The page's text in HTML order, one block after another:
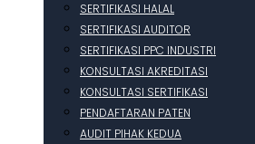
SERTIFIKASI HALAL
SERTIFIKASI AUDITOR
SERTIFIKASI PPC INDUSTRI
KONSULTASI AKREDITASI
KONSULTASI SERTIFIKASI
PENDAFTARAN PATEN
AUDIT PIHAK KEDUA